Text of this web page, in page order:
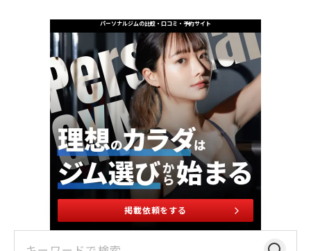
パーソナルジムの比較・口コミ・予約サイト
掲載依頼をする